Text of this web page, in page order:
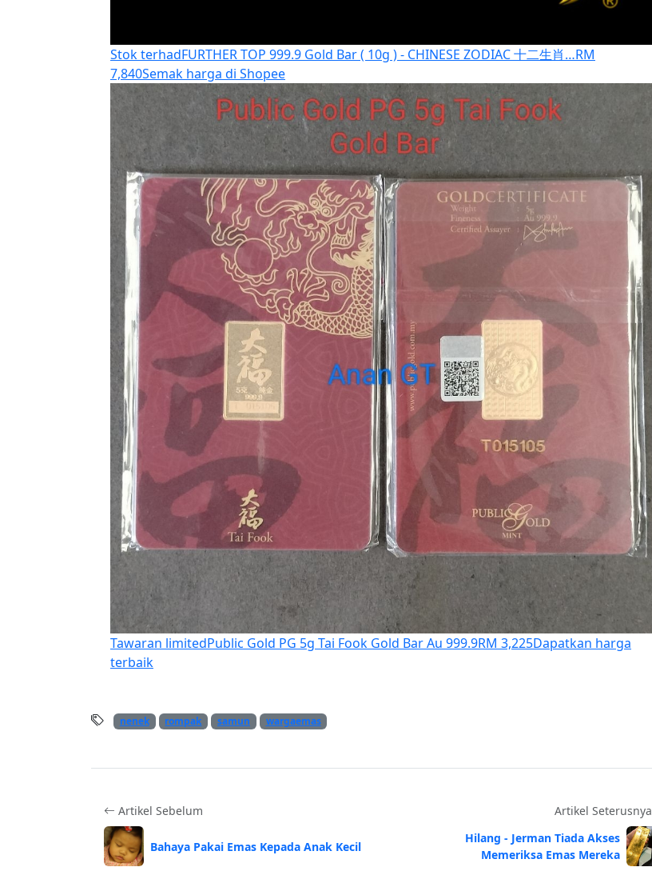
Stok terhadFURTHER TOP 999.9 Gold Bar ( 10g ) - CHINESE ZODIAC 十二生肖…RM
7,840Semak harga di Shopee
Tawaran limitedPublic Gold PG 5g Tai Fook Gold Bar Au 999.9RM 3,225Dapatkan harga
terbaik
nenek rompak samun wargaemas
Artikel Sebelum
Bahaya Pakai Emas Kepada Anak Kecil
Artikel Seterusnya
Hilang - Jerman Tiada Akses
Memeriksa Emas Mereka